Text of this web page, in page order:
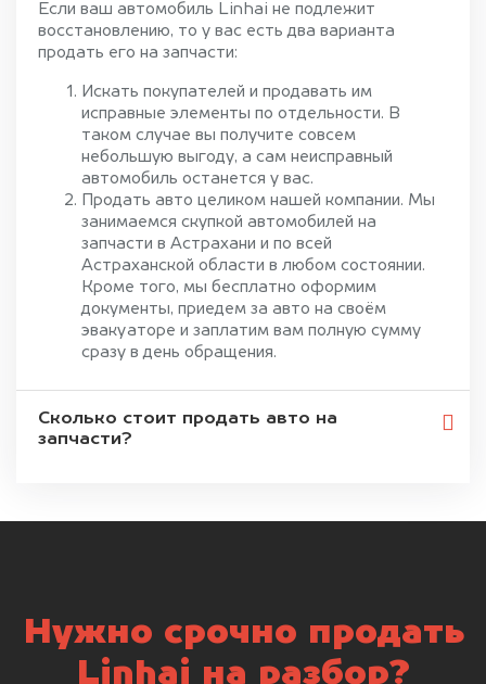
Если ваш автомобиль Linhai не подлежит
восстановлению, то у вас есть два варианта
продать его на запчасти:
Искать покупателей и продавать им
исправные элементы по отдельности. В
таком случае вы получите совсем
небольшую выгоду, а сам неисправный
автомобиль останется у вас.
Продать авто целиком нашей компании. Мы
занимаемся скупкой автомобилей на
запчасти в Астрахани и по всей
Астраханской области в любом состоянии.
Кроме того, мы бесплатно оформим
документы, приедем за авто на своём
эвакуаторе и заплатим вам полную сумму
сразу в день обращения.
Сколько стоит продать авто на
запчасти?
Нужно срочно продать
Linhai на разбор?